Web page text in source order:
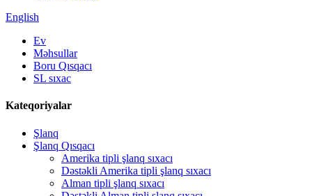
English
Ev
Məhsullar
Boru Qısqacı
SL sıxac
Kateqoriyalar
Şlanq
Şlanq Qısqacı
Amerika tipli şlanq sıxacı
Dəstəkli Amerika tipli şlanq sıxacı
Alman tipli şlanq sıxacı